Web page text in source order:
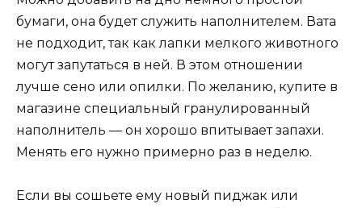
бумаги, она будет служить наполнителем. Вата
не подходит, так как лапки мелкого животного
могут запутаться в ней. В этом отношении
лучше сено или опилки. По желанию, купите в
магазине специальный гранулированный
наполнитель — он хорошо впитывает запахи.
Менять его нужно примерно раз в неделю.
Если вы сошьете ему новый пиджак или